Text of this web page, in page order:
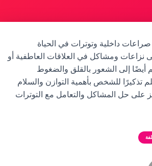
داخلية وتوترات في الحياة
نزاعات ومشاكل في العلاقات العاطفية أو
أيضًا إلى الشعور بالقلق والضغوط
تذكيرًا للشخص بأهمية التوازن والسلام
على حل المشاكل والتعامل مع التوترات